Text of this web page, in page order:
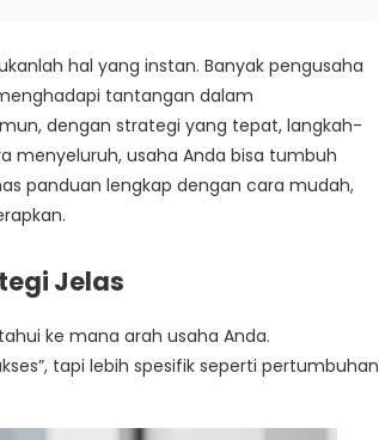
hal yang instan. Banyak pengusaha
tantangan dalam
dengan strategi yang tepat, langkah-
menyeluruh, usaha Anda bisa tumbuh
panduan lengkap dengan cara mudah,
Jelas
ke mana arah usaha Anda.
tapi lebih spesifik seperti pertumbuhan